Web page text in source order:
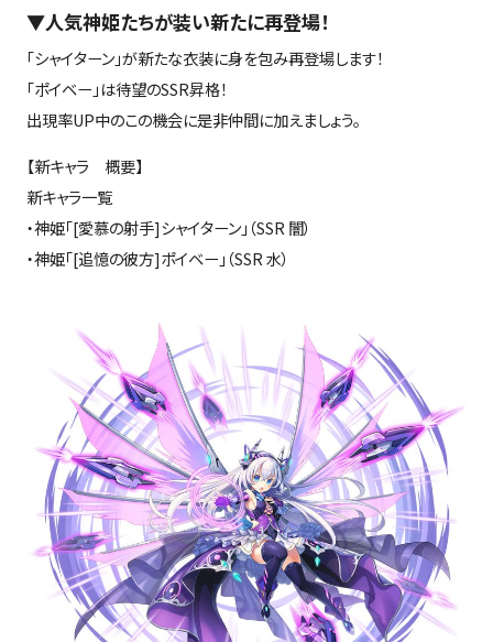
▼人気神姫たちが装い新たに再登場！
「シャイターン」が新たな衣装に身を包み再登場します！
「ポイベー」は待望のSSR昇格！
出現率UP中のこの機会に是非仲間に加えましょう。
【新キャラ 概要】
新キャラ一覧
・神姫「[愛慕の射手]シャイターン」（SSR 闇）
・神姫「[追憶の彼方]ポイベー」（SSR 水）